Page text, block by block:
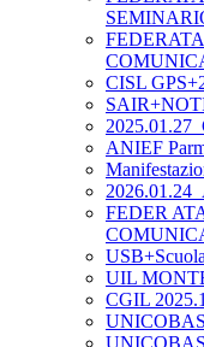
FEDERATA
CISL
ANIEF
FEDER
UIL
CGIL